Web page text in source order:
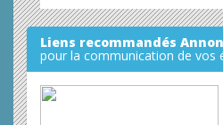
Liens recommandés
pour la communication de vos